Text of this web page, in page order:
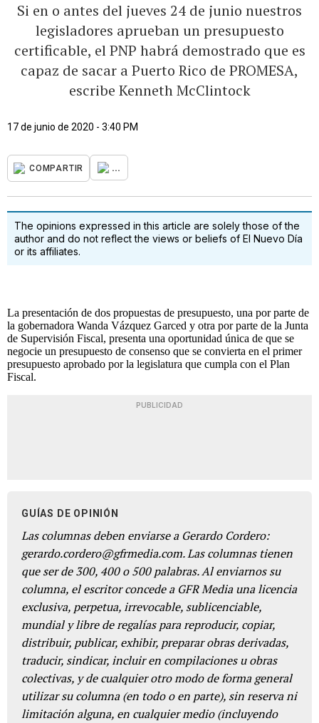
Si en o antes del jueves 24 de junio nuestros
legisladores aprueban un presupuesto
certificable, el PNP habrá demostrado que es
capaz de sacar a Puerto Rico de PROMESA,
escribe Kenneth McClintock
17 de junio de 2020 - 3:40 PM
COMPARTIR ...
The opinions expressed in this article are solely those of the
author and do not reflect the views or beliefs of El Nuevo Día
or its affiliates.
La presentación de dos propuestas de presupuesto, una por parte de
la gobernadora Wanda Vázquez Garced y otra por parte de la Junta
de Supervisión Fiscal, presenta una oportunidad única de que se
negocie un presupuesto de consenso que se convierta en el primer
presupuesto aprobado por la legislatura que cumpla con el Plan
Fiscal.
PUBLICIDAD
GUÍAS DE OPINIÓN
Las columnas deben enviarse a Gerardo Cordero:
gerardo.cordero@gfrmedia.com. Las columnas tienen
que ser de 300, 400 o 500 palabras. Al enviarnos su
columna, el escritor concede a GFR Media una licencia
exclusiva, perpetua, irrevocable, sublicenciable,
mundial y libre de regalías para reproducir, copiar,
distribuir, publicar, exhibir, preparar obras derivadas,
traducir, sindicar, incluir en compilaciones u obras
colectivas, y de cualquier otro modo de forma general
utilizar su columna (en todo o en parte), sin reserva ni
limitación alguna, en cualquier medio (incluyendo